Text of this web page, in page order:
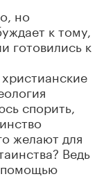
но
к тому,
к
спорить,
желают для
Ведь
помощью